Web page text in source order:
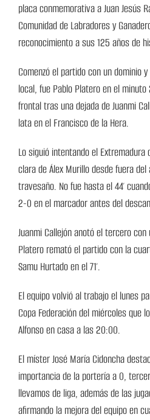
placa conmemorativa a Juan Jesús
Comunidad de Labradores y
reconocimiento a sus 125 años de
Comenzó el partido con un dominio
local, fue Pablo Platero en el
frontal tras una dejada de Juanmi
lata en el Francisco de la Hera.
Lo siguió intentando el
clara de Álex Murillo desde fuera
travesaño. No fue hasta el 44′
2-0 en el marcador antes del
Juanmi Callejón anotó el tercero
Platero remató el partido con la
Samu Hurtado en el 71′.
El equipo volvió al trabajo el lunes
Copa Federación del miércoles que
Alfonso en casa a las 20:00.
El míster José María Cidoncha
importancia de la portería a 0,
llevamos de liga, además de las
afirmando la mejora del equipo en